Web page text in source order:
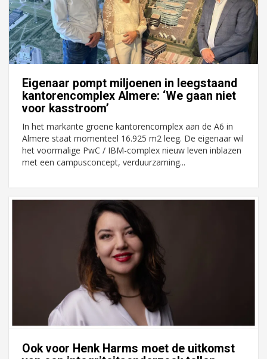
Eigenaar pompt miljoenen in leegstaand
kantorencomplex Almere: ‘We gaan niet
voor kasstroom’
In het markante groene kantorencomplex aan de A6 in
Almere staat momenteel 16.925 m2 leeg. De eigenaar wil
het voormalige PwC / IBM-complex nieuw leven inblazen
met een campusconcept, verduurzaming...
Ook voor Henk Harms moet de uitkomst